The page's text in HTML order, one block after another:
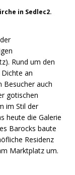
in Sedlec2.
Rund um den
an
Besucher auch
gotischen
im Stil der
heute die Galerie
Barocks baute
Residenz
Marktplatz um.